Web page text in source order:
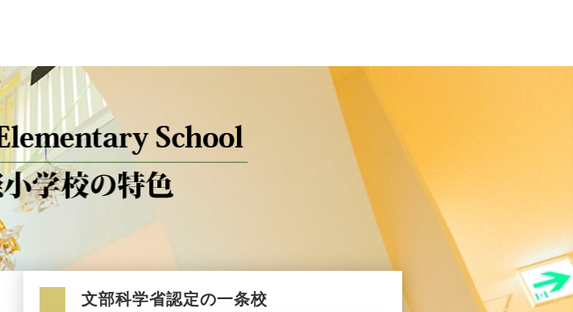
文部科学省認定の一条校